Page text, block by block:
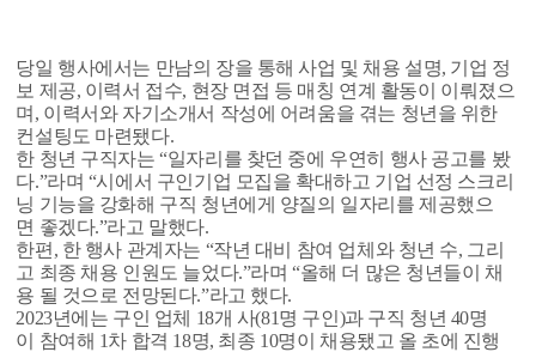
당일 행사에서는 만남의 장을 통해 사업 및 채용 설명, 기업 정
보 제공, 이력서 접수, 현장 면접 등 매칭 연계 활동이 이뤄졌으
며, 이력서와 자기소개서 작성에 어려움을 겪는 청년을 위한
컨설팅도 마련됐다.
한 청년 구직자는 “일자리를 찾던 중에 우연히 행사 공고를 봤
다.”라며 “시에서 구인기업 모집을 확대하고 기업 선정 스크리
닝 기능을 강화해 구직 청년에게 양질의 일자리를 제공했으
면 좋겠다.”라고 말했다.
한편, 한 행사 관계자는 “작년 대비 참여 업체와 청년 수, 그리
고 최종 채용 인원도 늘었다.”라며 “올해 더 많은 청년들이 채
용 될 것으로 전망된다.”라고 했다.
2023년에는 구인 업체 18개 사(81명 구인)과 구직 청년 40명
이 참여해 1차 합격 18명, 최종 10명이 채용됐고 올 초에 진행